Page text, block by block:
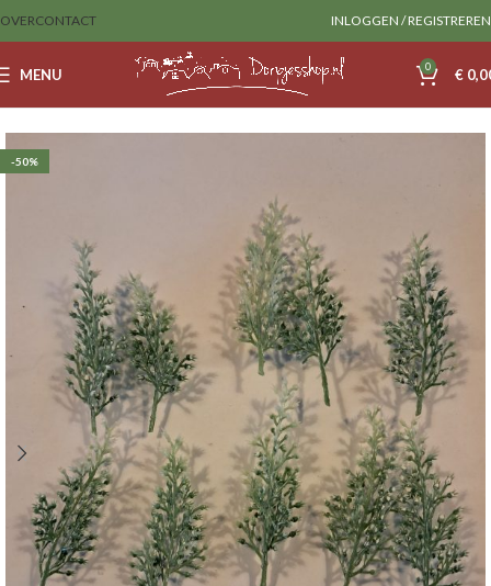
OVERCONTACT INLOGGEN / REGISTREREN
MENU 0 €
-50%